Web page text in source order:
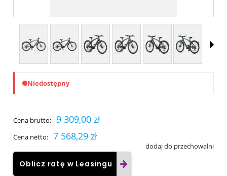
Niedostępny
Cena brutto: 9 309,00 zł
Cena netto: 7 568,29 zł
dodaj do przechowalni
Oblicz ratę w Leasingu